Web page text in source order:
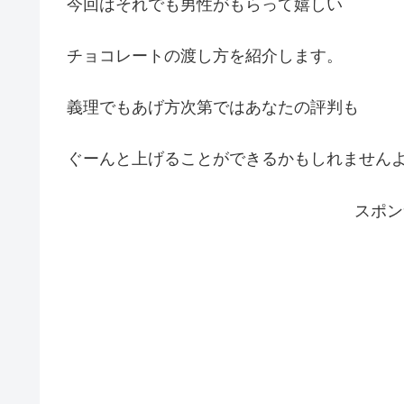
今回はそれでも男性がもらって嬉しい
チョコレートの渡し方を紹介します。
義理でもあげ方次第ではあなたの評判も
ぐーんと上げることができるかもしれませんよ
スポ